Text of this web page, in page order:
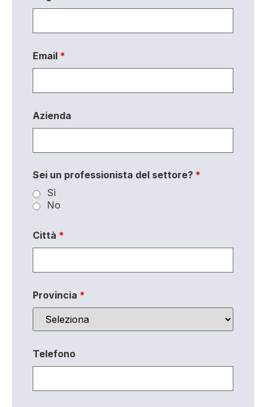
Email *
Azienda
Sei un professionista del settore? *
Sì
No
Città *
Provincia *
Telefono